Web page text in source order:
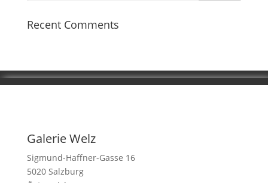
Recent Comments
Galerie Welz
Sigmund-Haffner-Gasse 16
5020 Salzburg